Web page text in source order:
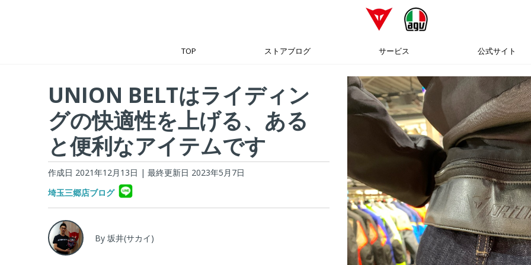
TOP ストアブログ サービス 公式サイト
UNION BELTはライディン
グの快適性を上げる、ある
と便利なアイテムです
作成日 2021年12月13日 | 最終更新日 2023年5月7日
埼玉三郷店ブログ
By 坂井(サカイ)